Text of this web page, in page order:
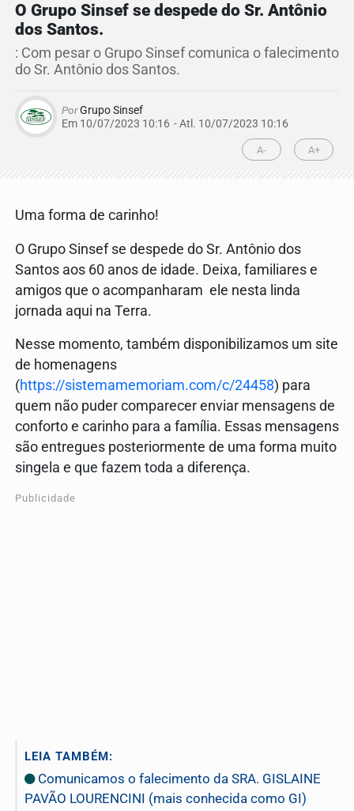
O Grupo Sinsef se despede do Sr. Antônio
dos Santos.
: Com pesar o Grupo Sinsef comunica o falecimento
do Sr. Antônio dos Santos.
PorGrupo Sinsef
Em 10/07/2023 10:16 - Atl. 10/07/2023 10:16
A- A+
Uma forma de carinho!
O Grupo Sinsef se despede do Sr. Antônio dos
Santos aos 60 anos de idade. Deixa, familiares e
amigos que o acompanharam ele nesta linda
jornada aqui na Terra.
Nesse momento, também disponibilizamos um site
de homenagens
(https://sistemamemoriam.com/c/24458) para
quem não puder comparecer enviar mensagens de
conforto e carinho para a família. Essas mensagens
são entregues posteriormente de uma forma muito
singela e que fazem toda a diferença.
Publicidade
LEIA TAMBÉM:
Comunicamos o falecimento da SRA. GISLAINE
PAVÃO LOURENCINI (mais conhecida como GI)